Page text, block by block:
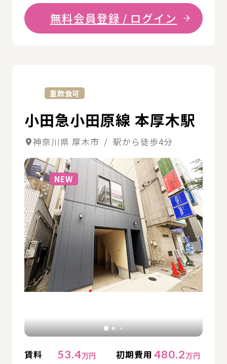
無料会員登録 / ログイン
重飲食可
小田急小田原線 本厚木駅
神奈川県 厚木市 / 駅から徒歩4分
NEW
賃料 53.4万円 初期費用 480.2万円